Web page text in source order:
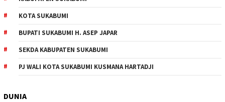
KOTA SUKABUMI
BUPATI SUKABUMI H. ASEP JAPAR
SEKDA KABUPATEN SUKABUMI
PJ WALI KOTA SUKABUMI KUSMANA HARTADJI
DUNIA